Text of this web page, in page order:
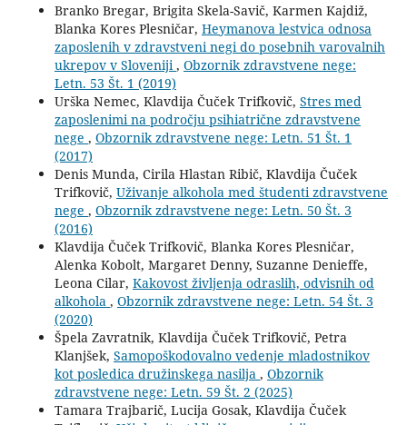
Branko Bregar, Brigita Skela-Savič, Karmen Kajdiž,
Blanka Kores Plesničar, Heymanova lestvica odnosa
zaposlenih v zdravstveni negi do posebnih varovalnih
ukrepov v Sloveniji , Obzornik zdravstvene nege:
Letn. 53 Št. 1 (2019)
Urška Nemec, Klavdija Čuček Trifkovič, Stres med
zaposlenimi na področju psihiatrične zdravstvene
nege , Obzornik zdravstvene nege: Letn. 51 Št. 1
(2017)
Denis Munda, Cirila Hlastan Ribič, Klavdija Čuček
Trifkovič, Uživanje alkohola med študenti zdravstvene
nege , Obzornik zdravstvene nege: Letn. 50 Št. 3
(2016)
Klavdija Čuček Trifkovič, Blanka Kores Plesničar,
Alenka Kobolt, Margaret Denny, Suzanne Denieffe,
Leona Cilar, Kakovost življenja odraslih, odvisnih od
alkohola , Obzornik zdravstvene nege: Letn. 54 Št. 3
(2020)
Špela Zavratnik, Klavdija Čuček Trifkovič, Petra
Klanjšek, Samopoškodovalno vedenje mladostnikov
kot posledica družinskega nasilja , Obzornik
zdravstvene nege: Letn. 59 Št. 2 (2025)
Tamara Trajbarič, Lucija Gosak, Klavdija Čuček